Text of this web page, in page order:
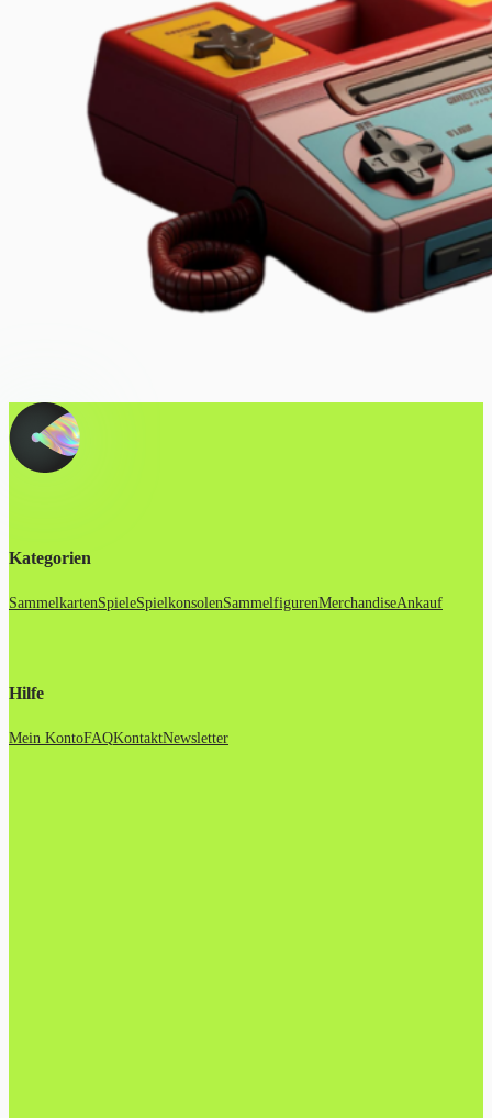
Kategorien
SammelkartenSpieleSpielkonsolenSammelfigurenMerchandiseAnkauf
Hilfe
Mein KontoFAQKontaktNewsletter